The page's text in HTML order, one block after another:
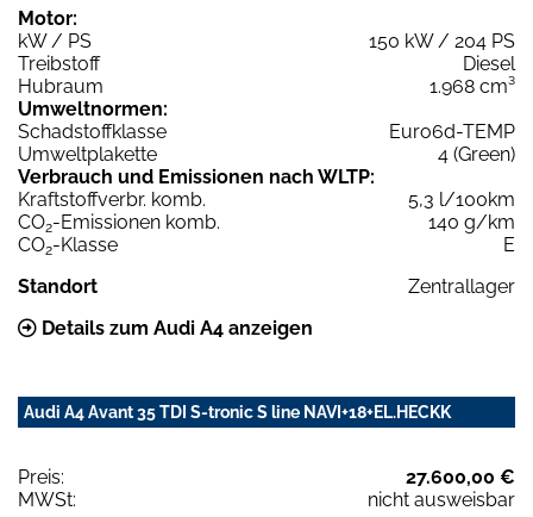
Motor:
kW / PS
150 kW / 204 PS
Treibstoff
Diesel
Hubraum
1.968 cm³
Umweltnormen:
Schadstoffklasse
Euro6d-TEMP
Umweltplakette
4 (Green)
Verbrauch und Emissionen nach WLTP:
Kraftstoffverbr. komb.
5,3 l/100km
CO2-Emissionen komb.
140 g/km
CO2-Klasse
E
Standort
Zentrallager
Details zum Audi A4 anzeigen
Audi A4 Avant 35 TDI S-tronic S line NAVI+18+EL.HECKK
Preis:
27.600,00 €
MWSt:
nicht ausweisbar